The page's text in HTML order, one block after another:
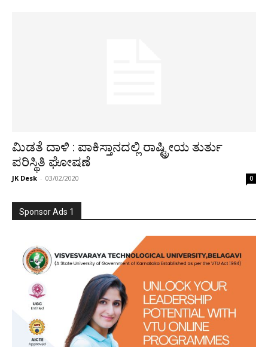
ಮಿಡತೆ ದಾಳಿ : ಪಾಕಿಸ್ತಾನದಲ್ಲಿ ರಾಷ್ಟ್ರೀಯ ತುರ್ತು
ಪರಿಸ್ಥಿತಿ ಘೋಷಣೆ
JK Desk - 03/02/2020 0
Sponsor Ads 1